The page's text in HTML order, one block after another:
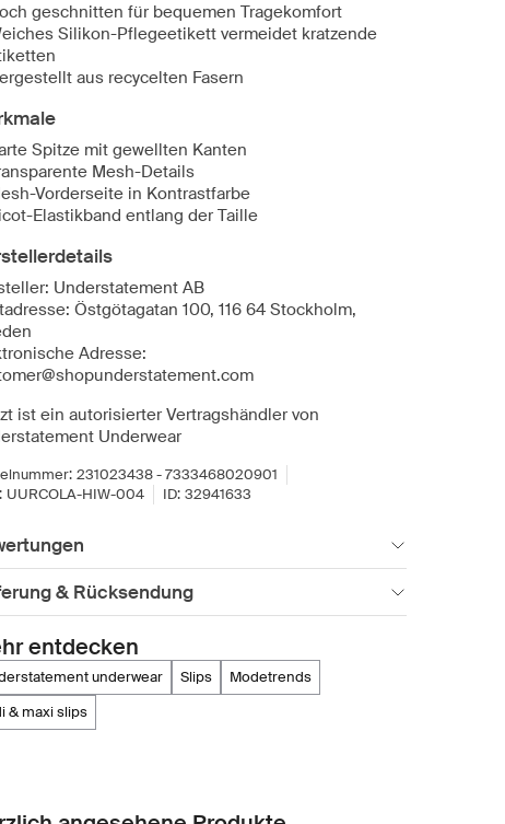
geschnitten für bequemen Tragekomfort
Silikon-Pflegeetikett vermeidet kratzende
aus recycelten Fasern
Spitze mit gewellten Kanten
Mesh-Details
Vorderseite in Kontrastfarbe
Elastikband entlang der Taille
Understatement AB
Östgötagatan 100, 116 64 Stockholm,
Adresse:
ist ein autorisierter Vertragshändler von
Underwear
231023438 - 7333468020901
UURCOLA-HIW-004 ID: 32941633
& Rücksendung
entdecken
underwear slips
modetrends
& maxi slips